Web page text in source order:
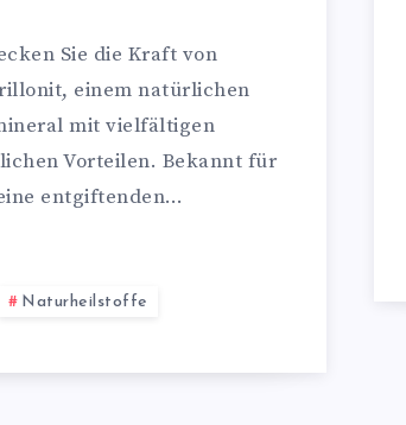
Sie die Kraft von
einem natürlichen
mit vielfältigen
Vorteilen. Bekannt für
entgiftenden…
Naturheilstoffe